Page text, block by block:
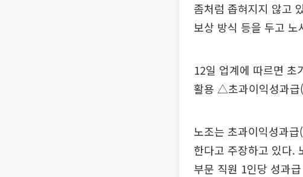
좀처럼 좁혀지지 않고
보상 방식 등을 두고
12일 업계에 따르면
활용 △초과이익성과급
노조는 초과이익성과
한다고 주장하고 있다.
부문 직원 1인당 성과